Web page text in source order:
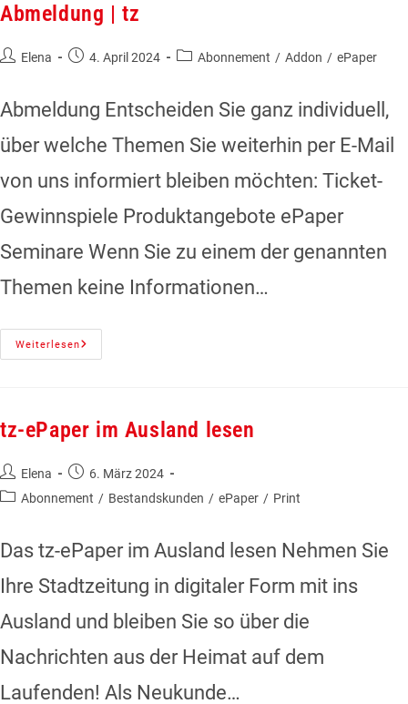
Abmeldung | tz
Elena 4. April 2024 Abonnement / Addon / ePaper
Abmeldung Entscheiden Sie ganz individuell,
über welche Themen Sie weiterhin per E-Mail
von uns informiert bleiben möchten: Ticket-
Gewinnspiele Produktangebote ePaper
Seminare Wenn Sie zu einem der genannten
Themen keine Informationen…
Weiterlesen
tz-ePaper im Ausland lesen
Elena
6. März 2024
Abonnement / Bestandskunden / ePaper / Print
Das tz-ePaper im Ausland lesen Nehmen Sie
Ihre Stadtzeitung in digitaler Form mit ins
Ausland und bleiben Sie so über die
Nachrichten aus der Heimat auf dem
Laufenden! Als Neukunde…